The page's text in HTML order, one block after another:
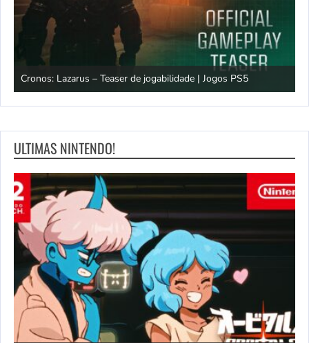
Cronos: Lazarus – Teaser de jogabilidade | Jogos PS5
ULTIMAS NINTENDO!